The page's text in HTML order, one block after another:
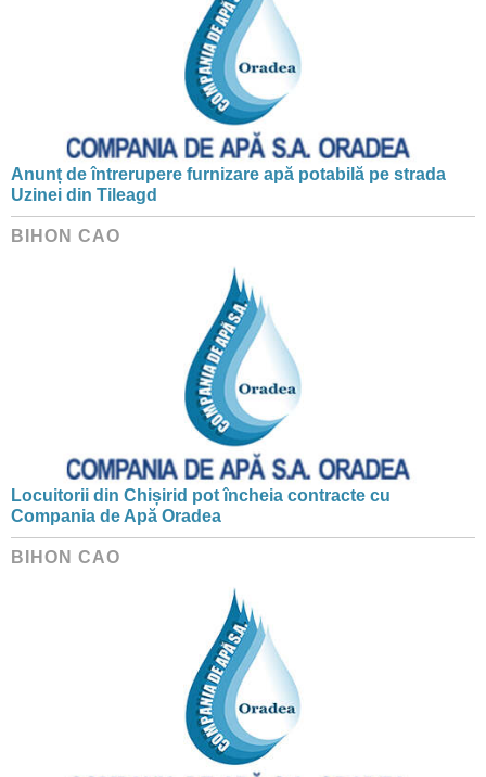
Anunț de întrerupere furnizare apă potabilă pe strada
Uzinei din Tileagd
BIHON CAO
Locuitorii din Chișirid pot încheia contracte cu
Compania de Apă Oradea
BIHON CAO